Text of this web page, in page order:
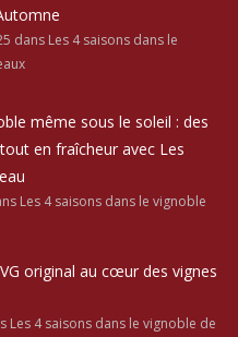
dans Les 4 saisons dans le
même sous le soleil : des
en fraîcheur avec Les
Les 4 saisons dans le vignoble
original au cœur des vignes
Les 4 saisons dans le vignoble de